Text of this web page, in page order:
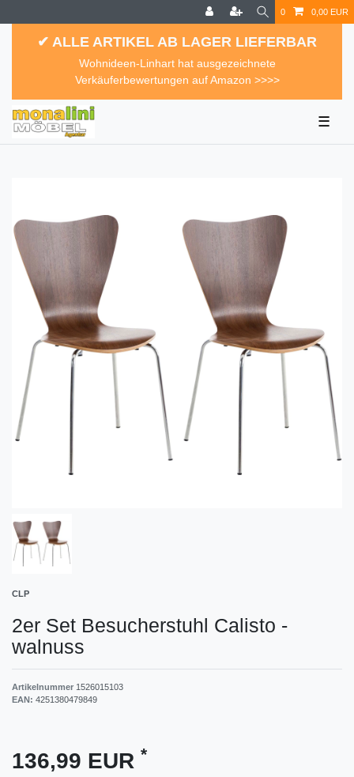
0 0,00 EUR
✔ ALLE ARTIKEL AB LAGER LIEFERBAR
Wohnideen-Linhart hat ausgezeichnete
Verkäuferbewertungen auf Amazon >>>>
☰
CLP
2er Set Besucherstuhl Calisto -
walnuss
Artikelnummer 1526015103
EAN: 4251380479849
136,99 EUR *